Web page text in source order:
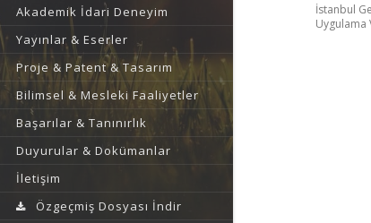
Akademik İdari Deneyim
Yayınlar & Eserler
Proje & Patent & Tasarım
Bilimsel & Mesleki Faaliyetler
Başarılar & Tanınırlık
Duyurular & Dokümanlar
İletişim
Özgeçmiş Dosyası İndir
İstanbul
Uygulama